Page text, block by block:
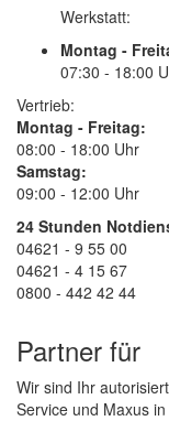
Werkstatt:
Montag -
07:30 - 18:00
Vertrieb:
Montag - Freitag:
08:00 - 18:00 Uhr
Samstag:
09:00 - 12:00 Uhr
24 Stunden
04621 - 9 55 00
04621 - 4 15 67
0800 - 442 42 44
Partner für
Wir sind Ihr
Service und Maxus in